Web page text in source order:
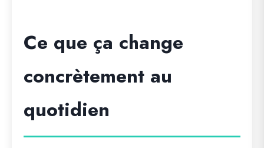
Ce que ça change
concrètement au
quotidien